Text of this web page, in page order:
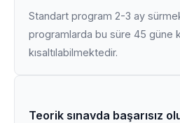
Standart program 2-3 ay
programlarda bu süre 45 güne
kısaltılabilmektedir.
Teorik sınavda başarısız